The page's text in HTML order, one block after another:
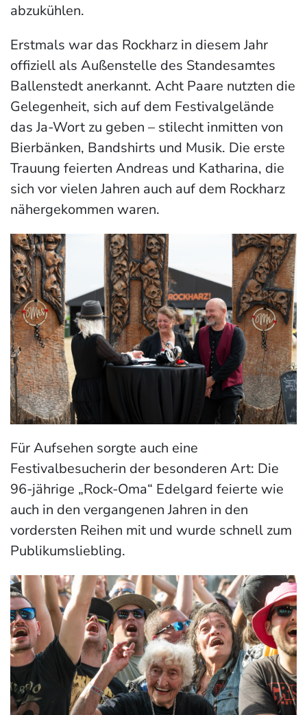
abzukühlen.
Erstmals war das Rockharz in diesem Jahr
offiziell als Außenstelle des Standesamtes
Ballenstedt anerkannt. Acht Paare nutzten die
Gelegenheit, sich auf dem Festivalgelände
das Ja-Wort zu geben – stilecht inmitten von
Bierbänken, Bandshirts und Musik. Die erste
Trauung feierten Andreas und Katharina, die
sich vor vielen Jahren auch auf dem Rockharz
nähergekommen waren.
Für Aufsehen sorgte auch eine
Festivalbesucherin der besonderen Art: Die
96-jährige „Rock-Oma“ Edelgard feierte wie
auch in den vergangenen Jahren in den
vordersten Reihen mit und wurde schnell zum
Publikumsliebling.